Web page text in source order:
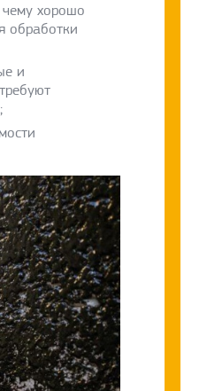
хорошо
обработки
и